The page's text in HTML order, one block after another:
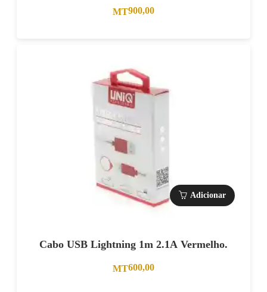
MT900,00
Adicionar
Cabo USB Lightning 1m 2.1A Vermelho.
MT600,00